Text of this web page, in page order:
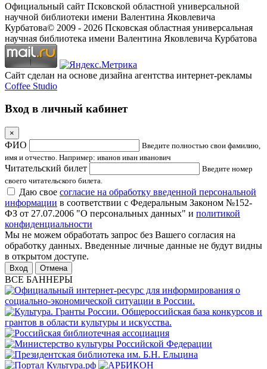
Официальный сайт Псковской областной универсальной
научной библиотеки имени Валентина Яковлевича
Курбатова© 2009 - 2026 Псковская областная универсальная
научная библиотека имени Валентина Яковлевича Курбатова
Сайт сделан на основе дизайна агентства интернет-рекламы
Coffee Studio
Вход в личный кабинет
×
ФИО
Введите полностью свои фамилию,
имя и отчество. Например: иванов иван иванович
Читательский билет
Введите номер
своего читательского билета.
Даю свое согласие на обработку введенной персональной
информации в соответствии с Федеральным Законом №152-
ФЗ от 27.07.2006 "О персональных данных" и политикой
конфиденциальности
Мы не можем обработать запрос без Вашего согласия на
обработку данных. Введенные личные данные не будут видны
в открытом доступе.
Отмена
ВСЕ БАННЕРЫ